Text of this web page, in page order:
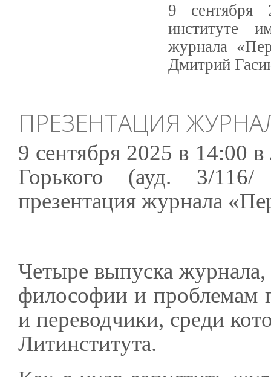
9 сентября
институте
журнала
Дмитрий
ПРЕЗЕНТАЦИЯ
9 сентября 2025 в 14:00
Горького (ауд. 3/
презентация журнала
Четыре выпуска
философии и проблемам
и переводчики, среди
Литинститута.